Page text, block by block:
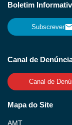
Boletim
Subscrever
Canal de
Canal de
Mapa do Site
AMT